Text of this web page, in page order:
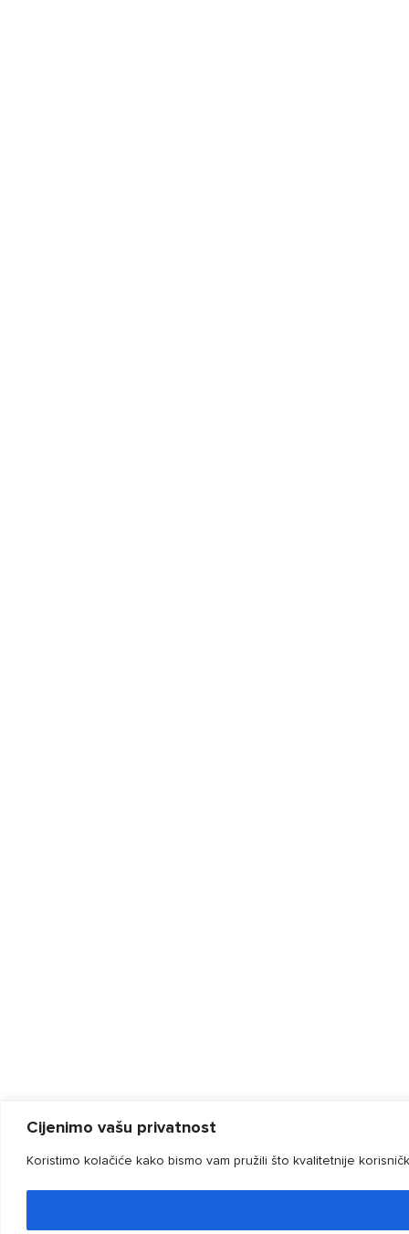
Cijenimo vašu privatnost
Koristimo kolačiće kako bismo vam pružili što kvalitetnije